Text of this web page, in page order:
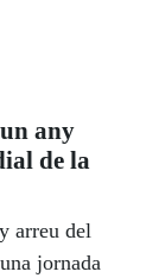
dos
y deja
la
any
de la
arreu del
jornada